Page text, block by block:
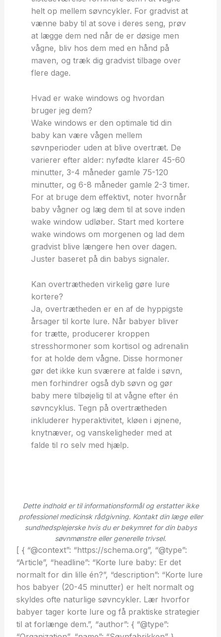
helt op mellem søvncykler. For gradvist at
vænne baby til at sove i deres seng, prøv
at lægge dem ned når de er døsige men
vågne, bliv hos dem med en hånd på
maven, og træk dig gradvist tilbage over
flere dage.
Hvad er wake windows og hvordan
bruger jeg dem?
Wake windows er den optimale tid din
baby kan være vågen mellem
søvnperioder uden at blive overtræt. De
varierer efter alder: nyfødte klarer 45-60
minutter, 3-4 måneder gamle 75-120
minutter, og 6-8 måneder gamle 2-3 timer.
For at bruge dem effektivt, noter hvornår
baby vågner og læg dem til at sove inden
wake window udløber. Start med kortere
wake windows om morgenen og lad dem
gradvist blive længere hen over dagen.
Juster baseret på din babys signaler.
Kan overtrætheden virkelig gøre lure
kortere?
Ja, overtrætheden er en af de hyppigste
årsager til korte lure. Når babyer bliver
for trætte, producerer kroppen
stresshormoner som kortisol og adrenalin
for at holde dem vågne. Disse hormoner
gør det ikke kun sværere at falde i søvn,
men forhindrer også dyb søvn og gør
baby mere tilbøjelig til at vågne efter én
søvncyklus. Tegn på overtrætheden
inkluderer hyperaktivitet, kløen i øjnene,
knytnæver, og vanskeligheder med at
falde til ro selv med hjælp.
Dette indhold er til informationsformål og erstatter ikke
professionel medicinsk rådgivning. Kontakt din læge eller
sundhedsplejerske hvis du er bekymret for din babys
søvnmønstre eller generelle trivsel.
[ { “@context”: “https://schema.org”, “@type”:
“Article”, “headline”: “Korte lure baby: Er det
normalt for din lille én?”, “description”: “Korte lure
hos babyer (20-45 minutter) er helt normalt og
skyldes ofte naturlige søvncykler. Lær hvorfor
babyer tager korte lure og få praktiske strategier
til at forlænge dem.”, “author”: { “@type”: